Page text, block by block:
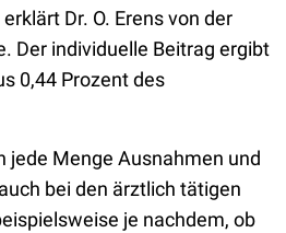
Dr. O. Erens von der
Der individuelle Beitrag ergibt
0,44 Prozent des
jede Menge Ausnahmen und
bei den ärztlich tätigen
je nachdem, ob